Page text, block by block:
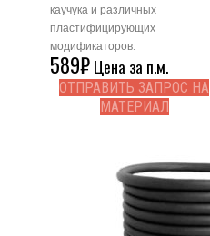
каучука и различных
пластифицирующих
модификаторов.
589₽Цена за п.м.
ОТПРАВИТЬ ЗАПРОС НА
МАТЕРИАЛ